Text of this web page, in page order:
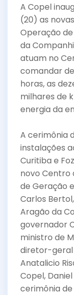
A Copel
(20) as
Operação
da
atuam no
comandar
horas, as
milhares de
energia da
A cerimônia
instalações
Curitiba e
novo Centro
de Geração
Carlos
Aragão da
governador
ministro de
diretor-geral
Anatalicio
Copel,
cerimônia